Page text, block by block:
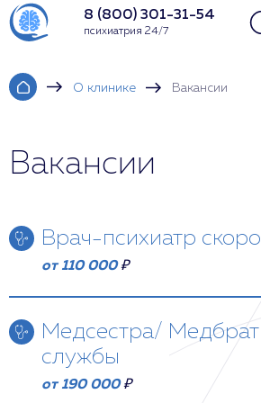
8 (800) 301-31-54
психиатрия 24/7
О клинике Вакансии
Вакансии
Врач-психиатр
от 110 000₽
Мы приглашаем в нашу команду
внимательного и
психиатра скорой помощи.
Обязанности:
Медсестра/
службы
от 190 000₽